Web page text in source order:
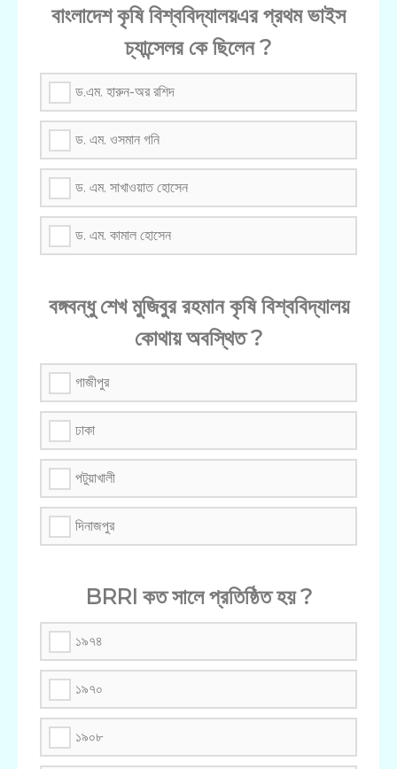
বাংলাদেশ কৃষি বিশ্ববিদ্যালয়এর প্রথম ভাইস
চ্যান্সেলর কে ছিলেন ?
ড.এম. হারুন-অর রশিদ
ড. এম. ওসমান গনি
ড. এম. সাখাওয়াত হোসেন
ড. এম. কামাল হোসেন
বঙ্গবন্ধু শেখ মুজিবুর রহমান কৃষি বিশ্ববিদ্যালয়
কোথায় অবস্থিত ?
গাজীপুর
ঢাকা
পটুয়াখালী
দিনাজপুর
BRRI কত সালে প্রতিষ্ঠিত হয় ?
১৯৭৪
১৯৭০
১৯০৮